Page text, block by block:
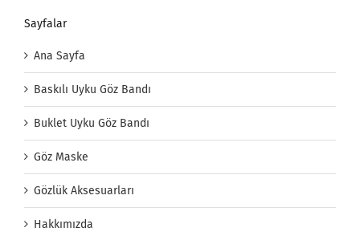
Sayfalar
Ana Sayfa
Baskılı Uyku Göz Bandı
Buklet Uyku Göz Bandı
Göz Maske
Gözlük Aksesuarları
Hakkımızda